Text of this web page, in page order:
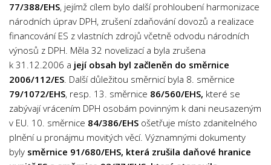
Film
Hudba
Kulturní památky
Malířství
Osobnosti
77/388/EHS, jejímž cílem bylo další prohloubení harmonizace
národních úprav DPH, zrušení zdaňování dovozů a realizace
financování ES z vlastních zdrojů včetně odvodu národních
výnosů z DPH. Měla 32 novelizací a byla zrušena
k 31.12.2006 a její obsah byl začleněn do směrnice
2006/112/ES. Další důležitou směrnicí byla 8. směrnice
79/1072/EHS, resp. 13. směrnice 86/560/EHS, které se
zabývají vrácením DPH osobám povinným k dani neusazeným
v EU. 10. směrnice 84/386/EHS ošetřuje místo zdanitelného
plnění u pronájmu movitých věcí. Významnými dokumenty
byly směrnice 91/680/EHS, která zrušila daňové hranice